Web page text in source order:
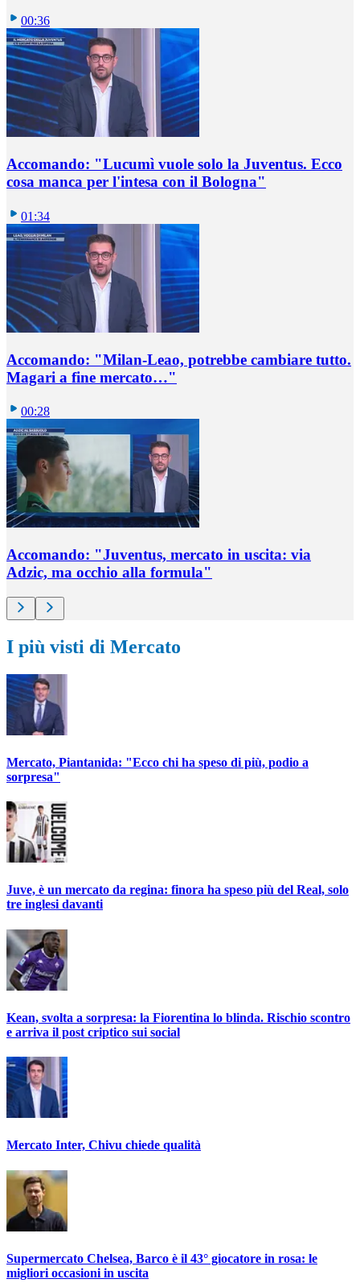
00:36
Accomando: "Lucumì vuole solo la Juventus. Ecco
cosa manca per l'intesa con il Bologna"
01:34
Accomando: "Milan-Leao, potrebbe cambiare tutto.
Magari a fine mercato…"
00:28
Accomando: "Juventus, mercato in uscita: via
Adzic, ma occhio alla formula"
I più visti di Mercato
Mercato, Piantanida: "Ecco chi ha speso di più, podio a
sorpresa"
Juve, è un mercato da regina: finora ha speso più del Real, solo
tre inglesi davanti
Kean, svolta a sorpresa: la Fiorentina lo blinda. Rischio scontro
e arriva il post criptico sui social
Mercato Inter, Chivu chiede qualità
Supermercato Chelsea, Barco è il 43° giocatore in rosa: le
migliori occasioni in uscita